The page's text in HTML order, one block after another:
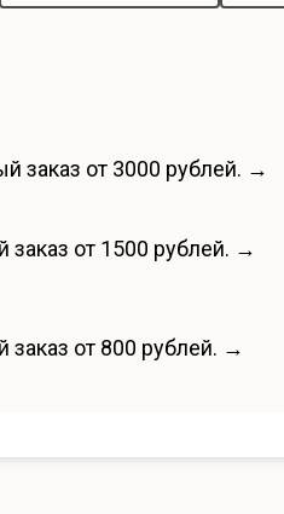
заказ от 3000 рублей. →
заказ от 1500 рублей. →
заказ от 800 рублей. →